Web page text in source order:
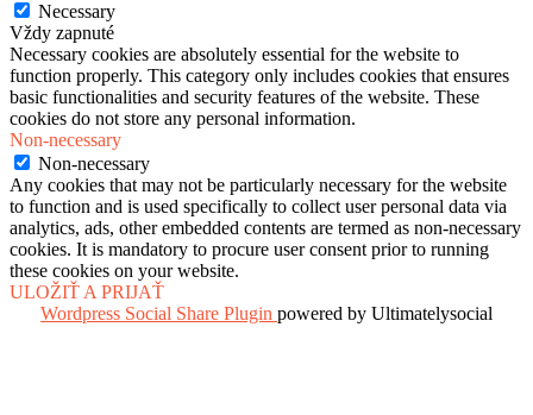
Necessary
Vždy zapnuté
Necessary cookies are absolutely essential for the website to
function properly. This category only includes cookies that ensures
basic functionalities and security features of the website. These
cookies do not store any personal information.
Non-necessary
Non-necessary
Any cookies that may not be particularly necessary for the website
to function and is used specifically to collect user personal data via
analytics, ads, other embedded contents are termed as non-necessary
cookies. It is mandatory to procure user consent prior to running
these cookies on your website.
ULOŽIŤ A PRIJAŤ
Wordpress Social Share Plugin powered by Ultimatelysocial